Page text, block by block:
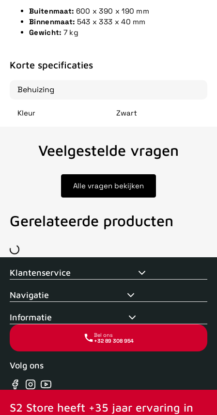
Buitenmaat: 600 x 390 x 190 mm
Binnenmaat: 543 x 333 x 40 mm
Gewicht: 7 kg
Korte specificaties
Behuizing
Kleur Zwart
Veelgestelde vragen
Alle vragen bekijken
Gerelateerde producten
Voor 15uur besteld, zelfde dag verstuurd Echte winkel +35
Klantenservice
Navigatie
Informatie
Bel ons
+32 89 308 954
Volg ons
Facebook
Instagram
YouTube
S2 Store heeft +35 jaar ervaring in